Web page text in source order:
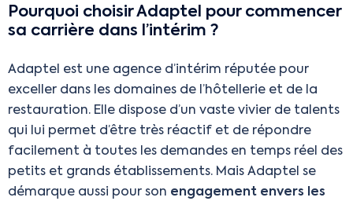
Pourquoi choisir Adaptel pour commencer
sa carrière dans l’intérim ?
Adaptel est une agence d’intérim réputée pour
exceller dans les domaines de l’hôtellerie et de la
restauration. Elle dispose d’un vaste vivier de talents
qui lui permet d’être très réactif et de répondre
facilement à toutes les demandes en temps réel des
petits et grands établissements. Mais Adaptel se
démarque aussi pour son engagement envers les